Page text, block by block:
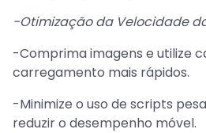
-Otimização da Velocidade
-Comprima imagens e utilize
carregamento mais rápidos.
-Minimize o uso de scripts
reduzir o desempenho móvel.